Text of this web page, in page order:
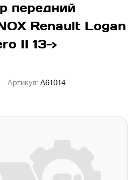
передний
Renault Logan
II 13->
Артикул: A61014